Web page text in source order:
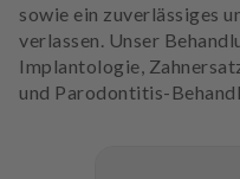
sowie ein zuverlässiges
verlassen. Unser
Implantologie,
und Parodontitis-